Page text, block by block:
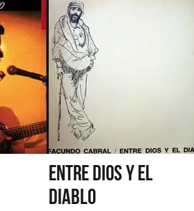
ENTRE DIOS Y EL
DIABLO